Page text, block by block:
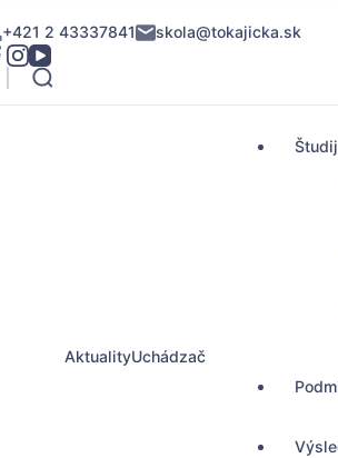
+421 2 43337841 skola@tokajicka.sk
AktualityUchádzač